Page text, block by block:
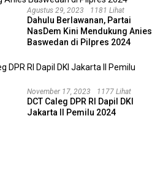
Agustus 29, 2023 1181 Lihat
Dahulu Berlawanan, Partai
NasDem Kini Mendukung Anies
Baswedan di Pilpres 2024
November 17, 2023 1177 Lihat
DCT Caleg DPR RI Dapil DKI
Jakarta II Pemilu 2024